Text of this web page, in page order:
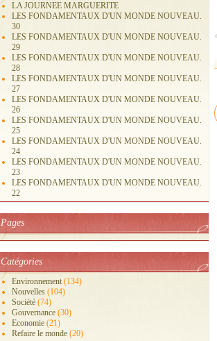
LA JOURNEE MARGUERITE
LES FONDAMENTAUX D'UN MONDE NOUVEAU.
30
LES FONDAMENTAUX D'UN MONDE NOUVEAU.
29
LES FONDAMENTAUX D'UN MONDE NOUVEAU.
28
LES FONDAMENTAUX D'UN MONDE NOUVEAU.
27
LES FONDAMENTAUX D'UN MONDE NOUVEAU.
26
LES FONDAMENTAUX D'UN MONDE NOUVEAU.
25
LES FONDAMENTAUX D'UN MONDE NOUVEAU.
24
LES FONDAMENTAUX D'UN MONDE NOUVEAU.
23
LES FONDAMENTAUX D'UN MONDE NOUVEAU.
22
Pages
Catégories
Environnement (134)
Nouvelles (104)
Société (74)
Gouvernance (30)
Economie (21)
Refaire le monde (20)